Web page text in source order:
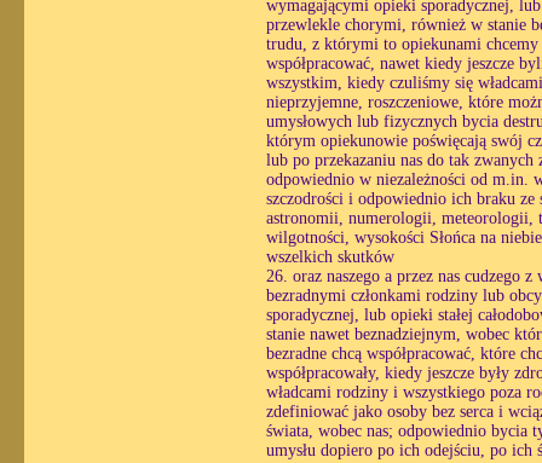
wymagającymi opieki sporadycznej,
przewlekle chorymi, również w stanie
trudu, z którymi to opiekunami
współpracować, nawet kiedy jeszcze
wszystkim, kiedy czuliśmy się
nieprzyjemne, roszczeniowe, które
umysłowych lub fizycznych bycia
którym opiekunowie poświęcają swój
lub po przekazaniu nas do tak
odpowiednio w niezależności od m.in.
szczodrości i odpowiednio ich braku
astronomii, numerologii, meteorologii,
wilgotności, wysokości Słońca na
wszelkich skutków
26. oraz naszego a przez nas cudzego
bezradnymi członkami rodziny lub
sporadycznej, lub opieki stałej
stanie nawet beznadziejnym, wobec
bezradne chcą współpracować, które
współpracowały, kiedy jeszcze były
władcami rodziny i wszystkiego poza
zdefiniować jako osoby bez serca i
świata, wobec nas; odpowiednio bycia
umysłu dopiero po ich odejściu, po ich